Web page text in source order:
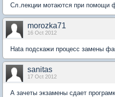
Сл.лекции мотаются при помощи
morozka71
16 Oct 2012
Hata подскажи процесс замены
sanitas
17 Oct 2012
А зачеты экзамены сдает